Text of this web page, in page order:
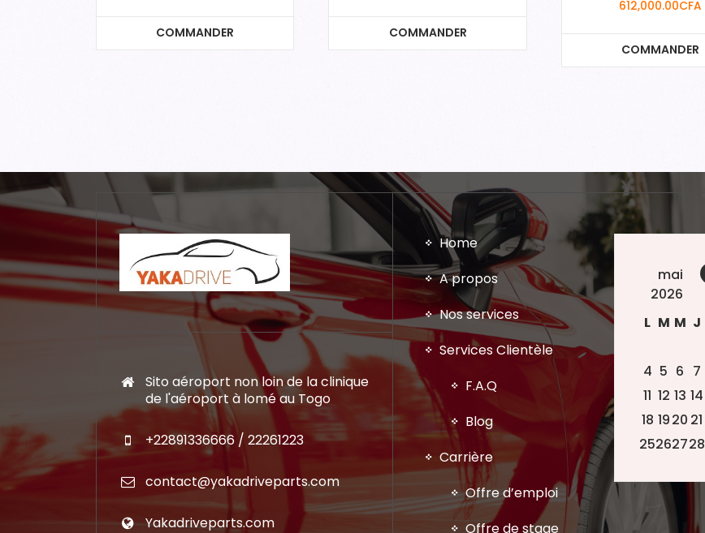
COMMANDER COMMANDER
612,000.00CFA
COMMANDER
Sito aéroport non loin de la clinique
de l'aéroport à lomé au Togo
+22891336666 / 22261223
contact@yakadriveparts.com
Yakadriveparts.com
Home
A propos
Nos services
Services Clientèle
F.A.Q
Blog
Carrière
Offre d’emploi
Offre de stage
mai
2026
L M M J
4 5 6 7
11 12 13 14
18 1920 21
25262728